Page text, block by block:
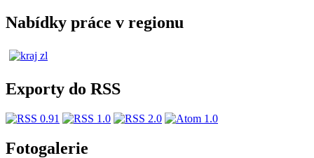
Nabídky práce v regionu
Exporty do RSS
Fotogalerie